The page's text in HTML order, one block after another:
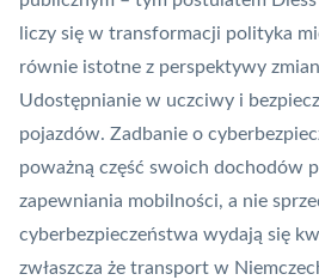
liczy się w transformacji polityka
równie istotne z perspektywy
Udostępnianie w uczciwy i
pojazdów. Zadbanie o
poważną część swoich dochodów
zapewniania mobilności, a nie
cyberbezpieczeństwa wydają się
zwłaszcza że transport w